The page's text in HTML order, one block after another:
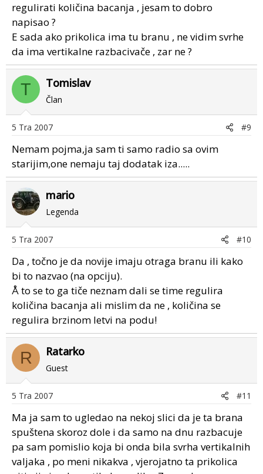
regulirati količina bacanja , jesam to dobro
napisao ?
E sada ako prikolica ima tu branu , ne vidim svrhe
da ima vertikalne razbacivače , zar ne ?
T Tomislav
Član
5 Tra 2007 #9
Nemam pojma,ja sam ti samo radio sa ovim
starijim,one nemaju taj dodatak iza.....
mario
Legenda
5 Tra 2007 #10
Da , točno je da novije imaju otraga branu ili kako
bi to nazvao (na opciju).
Å to se to ga tiče neznam dali se time regulira
količina bacanja ali mislim da ne , količina se
regulira brzinom letvi na podu!
R Ratarko
Guest
5 Tra 2007 #11
Ma ja sam to ugledao na nekoj slici da je ta brana
spuštena skoroz dole i da samo na dnu razbacuje
pa sam pomislio koja bi onda bila svrha vertikalnih
valjaka , po meni nikakva , vjerojatno ta prikolica